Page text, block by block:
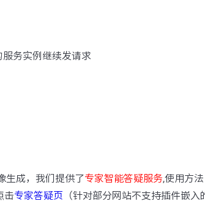
务实例继续发请求
生成，我们提供了专家智能答疑服务,使用方
击专家答疑页 （针对部分网站不支持插件嵌入